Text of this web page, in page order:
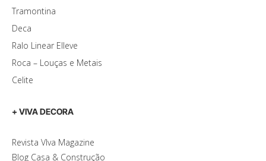
Tramontina
Deca
Ralo Linear Elleve
Roca – Louças e Metais
Celite
+ VIVA DECORA
Revista VIva Magazine
Blog Casa & Construção